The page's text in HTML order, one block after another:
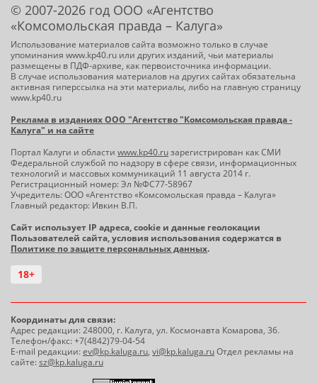
© 2007-2026 год ООО «Агентство
«Комсомольская правда – Калуга»
Использование материалов сайта возможно только в случае
упоминания www.kp40.ru или других изданий, чьи материалы
размещены в ПДФ-архиве, как первоисточника информации.
В случае использования материалов на других сайтах обязательна
активная гиперссылка на эти материалы, либо на главную страницу
www.kp40.ru
Реклама в изданиях ООО "Агентство "Комсомольская правда -
Калуга" и на сайте
Портал Калуги и области www.kp40.ruзарегистрирован как СМИ
Федеральной службой по надзору в сфере связи, информационных
технологий и массовых коммуникаций 11 августа 2014 г.
Регистрационный номер: Эл №ФС77-58967
Учредитель: ООО «Агентство «Комсомольская правда – Калуга»
Главный редактор: Ивкин В.П.
Сайт использует IP адреса, cookie и данные геолокации
Пользователей сайта, условия использования содержатся в
Политике по защите персональных данных.
18+
Координаты для связи:
Адрес редакции: 248000, г. Калуга, ул. Космонавта Комарова, 36.
Телефон/факс: +7(4842)79-04-54
E-mail редакции:ev@kp.kaluga.ru, vi@kp.kaluga.ruОтдел рекламы на
сайте:sz@kp.kaluga.ru